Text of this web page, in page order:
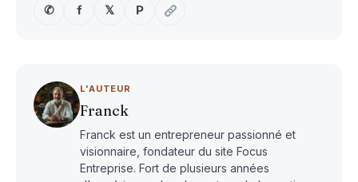
✆
f 𝕏 P
L'AUTEUR
Franck
Franck est un entrepreneur passionné et
visionnaire, fondateur du site Focus
Entreprise. Fort de plusieurs années